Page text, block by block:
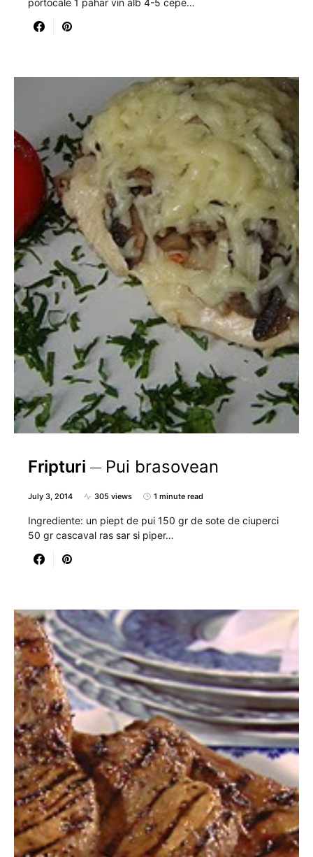
portocale 1 pahar vin alb 4-5 cepe…
Fripturi Pui brasovean
July 3, 2014 305 views 1 minute read
Ingrediente: un piept de pui 150 gr de sote de ciuperci
50 gr cascaval ras sar si piper…